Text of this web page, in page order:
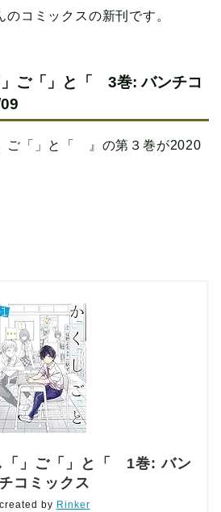
コミックスの新刊です。
ご「」と「 3巻: バンチコ
ご「」と「 』の第３巻が2020
「」ご「」と「 1巻: バン
チコミックス
created by Rinker